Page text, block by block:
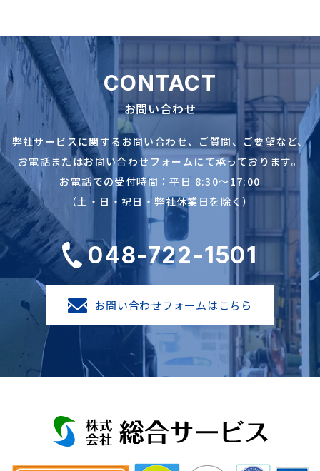
CONTACT
お問い合わせ
弊社サービスに関するお問い合わせ、ご質問、ご要望など、
お電話またはお問い合わせフォームにて承っております。
お電話での受付時間：平日 8:30～17:00
（土・日・祝日・弊社休業日を除く）
048-722-1501
お問い合わせフォームはこちら